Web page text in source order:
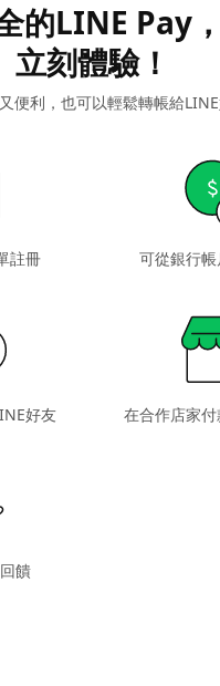
的LINE Pay
立刻體驗！
便利，也可以輕鬆轉帳給
註冊 可從銀行
好友 在合作店家
饋